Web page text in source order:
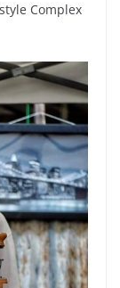
Complex